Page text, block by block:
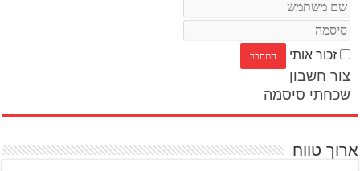
זכור אותי
צור חשבון
שכחתי סיסמה
ארוך טווח